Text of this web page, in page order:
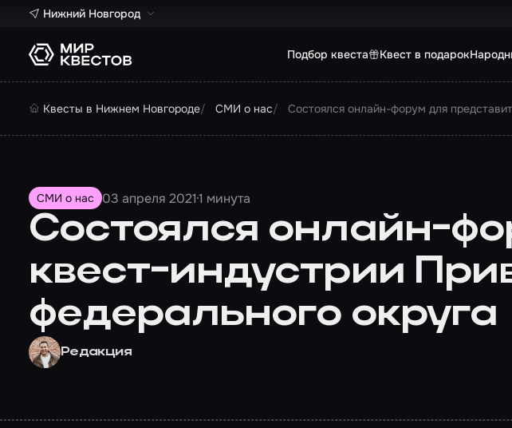
Нижний Новгород
Подбор квеста Квест в подарок
Квесты в Нижнем Новгороде СМИ о нас Состоялся онлайн-форум для
СМИ о нас 03 апреля 20211 минута
Состоялся онлайн-
квест-индустрии
федерального округа
Редакция